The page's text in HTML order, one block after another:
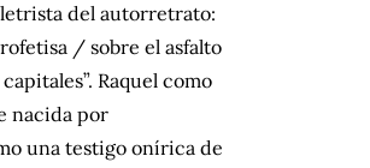
del autorretrato:
/ sobre el asfalto
Raquel como
nacida por
una testigo onírica de